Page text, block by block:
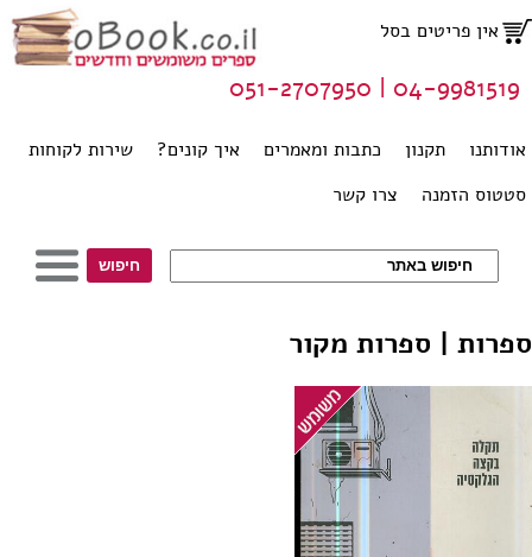
אין פריטים בסל
אודותנו תקנון כתבות ומאמרים איך קונים?
שירות לקוחות
סטטוס הזמנה
צרו קשר
04-9981519 | 051-2707950
ספרות | ספרות מקור